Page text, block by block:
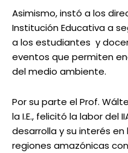
Asimismo, instó a los
Institución Educativa a
a los estudiantes y
eventos que permiten
del medio ambiente.
Por su parte el Prof.
la I.E., felicitó la labor del
desarrolla y su interés
regiones amazónicas